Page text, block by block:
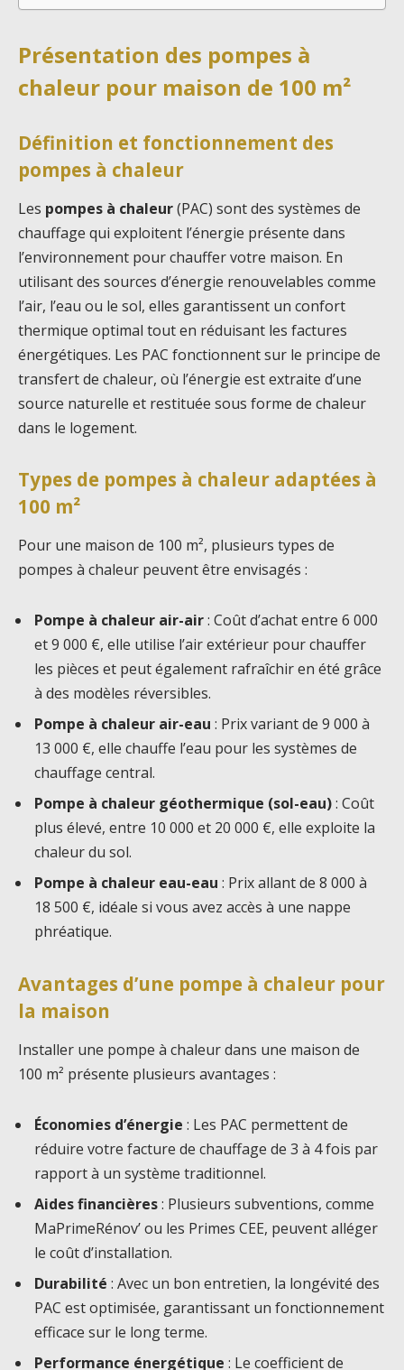
Présentation des pompes à
chaleur pour maison de 100 m²
Définition et fonctionnement des
pompes à chaleur
Les pompes à chaleur(PAC) sont des systèmes de
chauffage qui exploitent l’énergie présente dans
l’environnement pour chauffer votre maison. En
utilisant des sources d’énergie renouvelables comme
l’air, l’eau ou le sol, elles garantissent un confort
thermique optimal tout en réduisant les factures
énergétiques. Les PAC fonctionnent sur le principe de
transfert de chaleur, où l’énergie est extraite d’une
source naturelle et restituée sous forme de chaleur
dans le logement.
Types de pompes à chaleur adaptées à
100 m²
Pour une maison de 100 m², plusieurs types de
pompes à chaleur peuvent être envisagés :
Pompe à chaleur air-air: Coût d’achat entre 6 000
et 9 000 €, elle utilise l’air extérieur pour chauffer
les pièces et peut également rafraîchir en été grâce
à des modèles réversibles.
Pompe à chaleur air-eau : Prix variant de 9 000 à
13 000 €, elle chauffe l’eau pour les systèmes de
chauffage central.
Pompe à chaleur géothermique (sol-eau): Coût
plus élevé, entre 10 000 et 20 000 €, elle exploite la
chaleur du sol.
Pompe à chaleur eau-eau : Prix allant de 8 000 à
18 500 €, idéale si vous avez accès à une nappe
phréatique.
Avantages d’une pompe à chaleur pour
la maison
Installer une pompe à chaleur dans une maison de
100 m² présente plusieurs avantages :
Économies d’énergie : Les PAC permettent de
réduire votre facture de chauffage de 3 à 4 fois par
rapport à un système traditionnel.
Aides financières: Plusieurs subventions, comme
MaPrimeRénov’ ou les Primes CEE, peuvent alléger
le coût d’installation.
Durabilité : Avec un bon entretien, la longévité des
PAC est optimisée, garantissant un fonctionnement
efficace sur le long terme.
Performance énergétique : Le coefficient de